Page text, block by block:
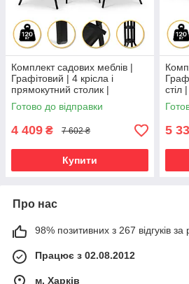
Комплект садових меблів |
Графітовий | 4 крісла і
прямокутний столик |
зносостійка тканина та
скляна стільниця | LEOBRO
LB-1054 |
Готово до відправки
4 409 ₴ 7 602 ₴
Купити
стіл
LB-
5
Про нас
98% позитивних з 267 відгуків за
Працює з 02.08.2012
м. Харків